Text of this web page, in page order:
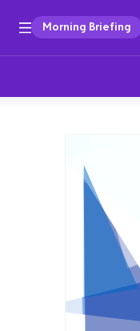
Morning Briefing